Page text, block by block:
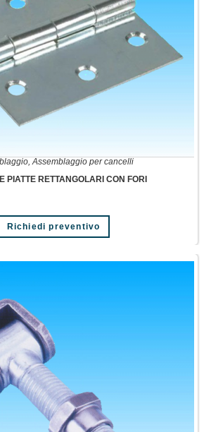
,Assemblaggio per cancelli
PIATTE RETTANGOLARI CON FORI
Richiedi preventivo